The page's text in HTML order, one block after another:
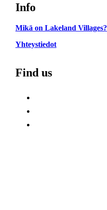
Info
Mikä on Lakeland Villages?
Yhteystiedot
Find us